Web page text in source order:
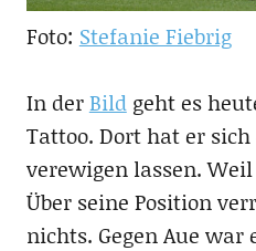
Foto: Stefanie Fiebrig
In derBildgeht es
Tattoo. Dort hat er
verewigen lassen.
Über seine Position
nichts. Gegen Aue war